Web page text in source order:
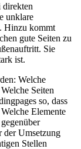
direkten
unklare
Hinzu kommt
gute Seiten zu
Sie
ist.
Welche
Seiten
so, dass
Elemente
der Umsetzung
Stellen